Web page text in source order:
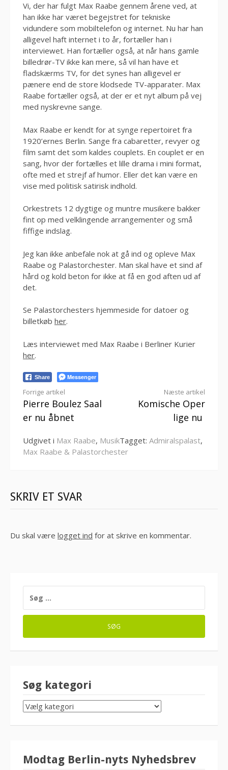
Vi, der har fulgt Max Raabe gennem årene ved, at
han ikke har været begejstret for tekniske
vidundere som mobiltelefon og internet. Nu har han
alligevel haft internet i to år, fortæller han i
interviewet. Han fortæller også, at når hans gamle
billedrør-TV ikke kan mere, så vil han have et
fladskærms TV, for det synes han alligevel er
pænere end de store klodsede TV-apparater. Max
Raabe fortæller også, at der er et nyt album på vej
med nyskrevne sange.
Max Raabe er kendt for at synge repertoiret fra
1920’ernes Berlin. Sange fra cabaretter, revyer og
film samt det som kaldes couplets. En couplet er en
sang, hvor der fortælles et lille drama i mini format,
ofte med et strejf af humor. Eller det kan være en
vise med politisk satirisk indhold.
Orkestrets 12 dygtige og muntre musikere bakker
fint op med velklingende arrangementer og små
fiffige indslag.
Jeg kan ikke anbefale nok at gå ind og opleve Max
Raabe og Palastorchester. Man skal have et sind af
hård og kold beton for ikke at få en god aften ud af
det.
Se Palastorchesters hjemmeside for datoer og
billetkøb her.
Læs interviewet med Max Raabe i Berliner Kurier
her.
Share Messenger
Læs
videre
Forrige artikel
Pierre Boulez Saal
er nu åbnet
Næste artikel
Komische Oper
lige nu
Udgivet i Max Raabe, MusikTagget: Admiralspalast,
Max Raabe & Palastorchester
SKRIV ET SVAR
Du skal være logget ind for at skrive en kommentar.
EFTER:
Søg kategori
SØG
KATEGORI
Modtag Berlin-nyts Nyhedsbrev